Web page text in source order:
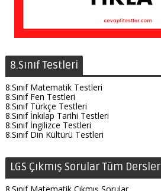
8.Sınıf Testleri
8.Sınıf Matematik Testleri
8.Sınıf Fen Testleri
8.Sınıf Türkçe Testleri
8.Sınıf İnkılap Tarihi Testleri
8.Sınıf İngilizce Testleri
8.Sınıf Din Kültürü Testleri
LGS Çıkmış Sorular Tüm Dersler